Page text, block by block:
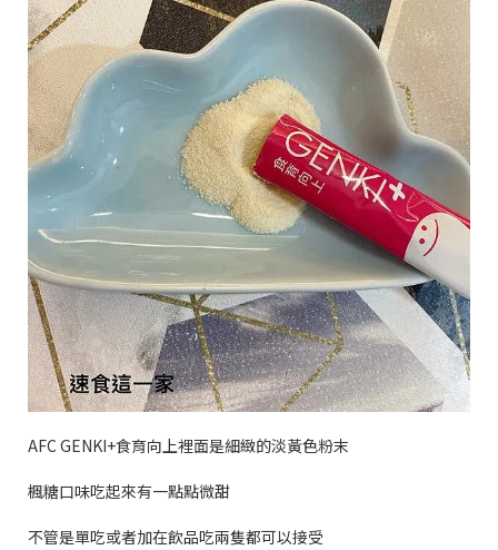
AFC GENKI+食育向上裡面是細緻的淡黃色粉末
楓糖口味吃起來有一點點微甜
不管是單吃或者加在飲品吃兩隻都可以接受